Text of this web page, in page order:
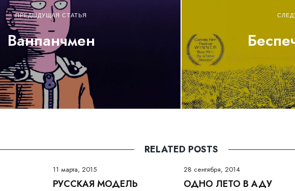
ПРЕДЫДУЩАЯ СТАТЬЯ
Ванпанчмен
RELATED POSTS
11 марта, 2015
РУССКАЯ МОДЕЛЬ
28 сентября, 2014
ОДНО ЛЕТО В АДУ